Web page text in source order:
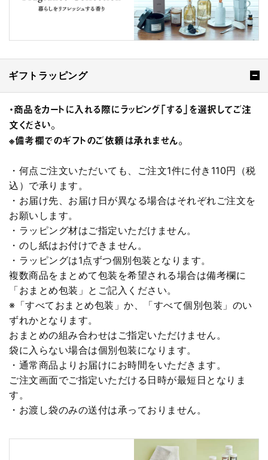
ギフトラッピング
・商品をカートに入れる際にラッピング「する」を選択してご注
文ください。
※備考欄でのギフトのご依頼は承れません。
・何点ご注文いただいても、ご注文1件に付き110円（税
込）で承ります。
・お届け先、お届け日が異なる場合はそれぞれご注文を
お願いします。
・ラッピング材はご指定いただけません。
・のし紙はお付けできません。
・ラッピングは1点ずつ個別包装となります。
複数商品をまとめて包装を希望される場合は備考欄に
「おまとめ包装」とご記入ください。
※「すべておまとめ包装」か、「すべて個別包装」のい
ずれかとなります。
おまとめの組み合わせはご指定いただけません。
袋に入らない場合は個別包装になります。
・通常商品よりお届けにお時間をいただきます。
ご注文画面でご指定いただける日時が最短日となりま
す。
・お渡し袋のみの送付は承っておりません。